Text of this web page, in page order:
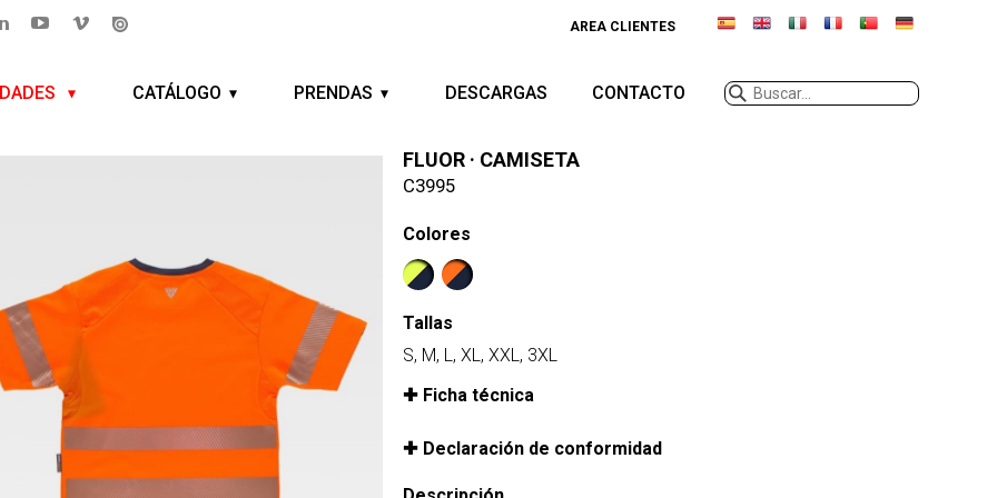
AREA CLIENTES
CATÁLOGO PRENDAS DESCARGAS CONTACTO
FLUOR · CAMISETA
C3995
Colores
Tallas
S, M, L, XL, XXL, 3XL
Ficha técnica
Declaración de conformidad